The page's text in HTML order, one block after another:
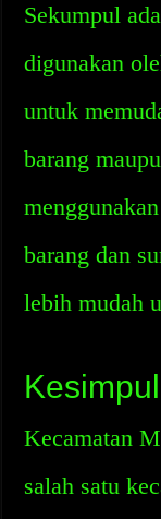
Sekumpul
digunakan
untuk
barang
barang dan
lebih mudah
Kecamatan
salah satu